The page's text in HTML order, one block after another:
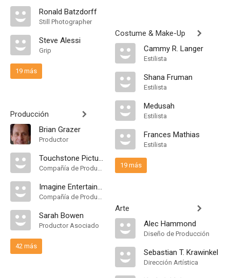
Ronald Batzdorff
Still Photographer
Steve Alessi
Grip
19 más
Producción
Brian Grazer
Productor
Touchstone Pictures
Compañía de Produccion
Imagine Entertainment
Compañía de Produccion
Sarah Bowen
Productor Asociado
42 más
Costume & Make-Up
Cammy R. Langer
Estilista
Shana Fruman
Estilista
Medusah
Estilista
Frances Mathias
Estilista
19 más
Arte
Alec Hammond
Diseño de Producción
Sebastian T. Krawinkel
Dirección Artística